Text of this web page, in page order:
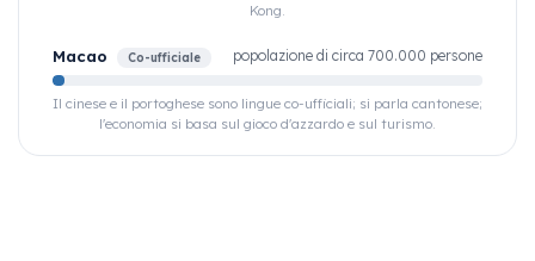
Kong.
Macao Co-ufficiale popolazione di circa 700.000 persone
Il cinese e il portoghese sono lingue co-ufficiali; si parla cantonese;
l'economia si basa sul gioco d'azzardo e sul turismo.